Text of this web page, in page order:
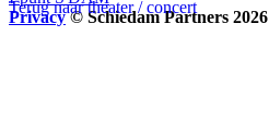
Terug naar theater / concert
Privacy © Schiedam Partners 2026